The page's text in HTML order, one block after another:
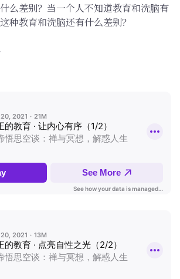
么差别？当一个人不知道教育和洗脑有
种教育和洗脑还有什么差别？